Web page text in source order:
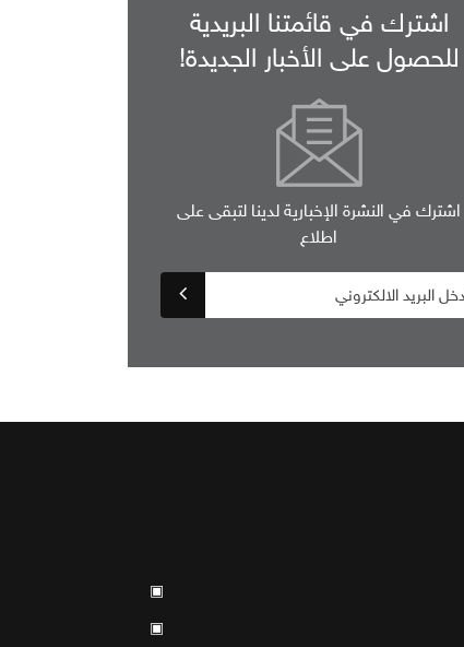
اشترك في قائمتنا البريدية
للحصول على الأخبار الجديدة!
اشترك في النشرة الإخبارية لدينا لتبقى على
اطلاع
▣
▣